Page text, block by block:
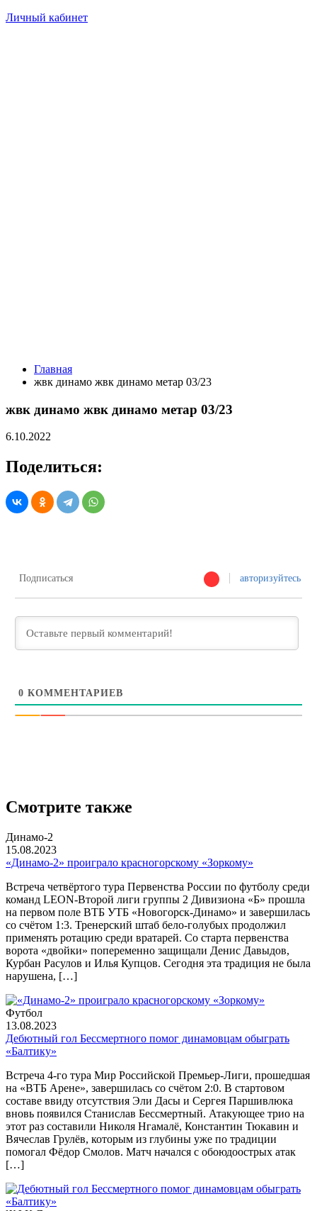
Личный кабинет
Главная
жвк динамо жвк динамо метар 03/23
жвк динамо жвк динамо метар 03/23
6.10.2022
Поделиться:
Подписаться авторизуйтесь
0 КОММЕНТАРИЕВ
Смотрите также
Динамо-2
15.08.2023
«Динамо-2» проиграло красногорскому «Зоркому»
Встреча четвёртого тура Первенства России по футболу среди
команд LEON-Второй лиги группы 2 Дивизиона «Б» прошла
на первом поле ВТБ УТБ «Новогорск-Динамо» и завершилась
со счётом 1:3. Тренерский штаб бело-голубых продолжил
применять ротацию среди вратарей. Со старта первенства
ворота «двойки» попеременно защищали Денис Давыдов,
Курбан Расулов и Илья Купцов. Сегодня эта традиция не была
нарушена, […]
Футбол
13.08.2023
Дебютный гол Бессмертного помог динамовцам обыграть
«Балтику»
Встреча 4-го тура Мир Российской Премьер-Лиги, прошедшая
на «ВТБ Арене», завершилась со счётом 2:0. В стартовом
составе ввиду отсутствия Эли Дасы и Сергея Паршивлюка
вновь появился Станислав Бессмертный. Атакующее трио на
этот раз составили Николя Нгамалё, Константин Тюкавин и
Вячеслав Грулёв, которым из глубины уже по традиции
помогал Фёдор Смолов. Матч начался с обоюдоострых атак
[…]